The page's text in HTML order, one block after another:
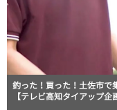
釣った！買った！土佐市で
【テレビ高知タイアップ企